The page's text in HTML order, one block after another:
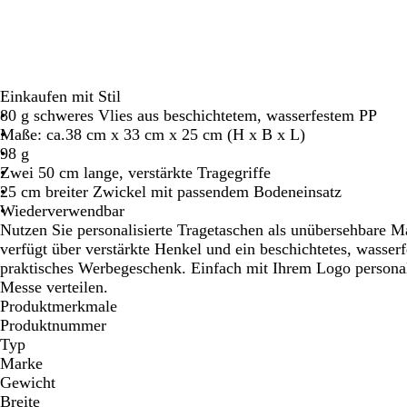
Einkaufen mit Stil
80 g schweres Vlies aus beschichtetem, wasserfestem PP
Maße: ca.38 cm x 33 cm x 25 cm (H x B x L)
98 g
Zwei 50 cm lange, verstärkte Tragegriffe
25 cm breiter Zwickel mit passendem Bodeneinsatz
Wiederverwendbar
Nutzen Sie personalisierte Tragetaschen als unübersehbare
verfügt über verstärkte Henkel und ein beschichtetes,
praktisches Werbegeschenk. Einfach mit Ihrem Logo
Messe verteilen.
Produktmerkmale
Produktnummer
Typ
Marke
Gewicht
Breite